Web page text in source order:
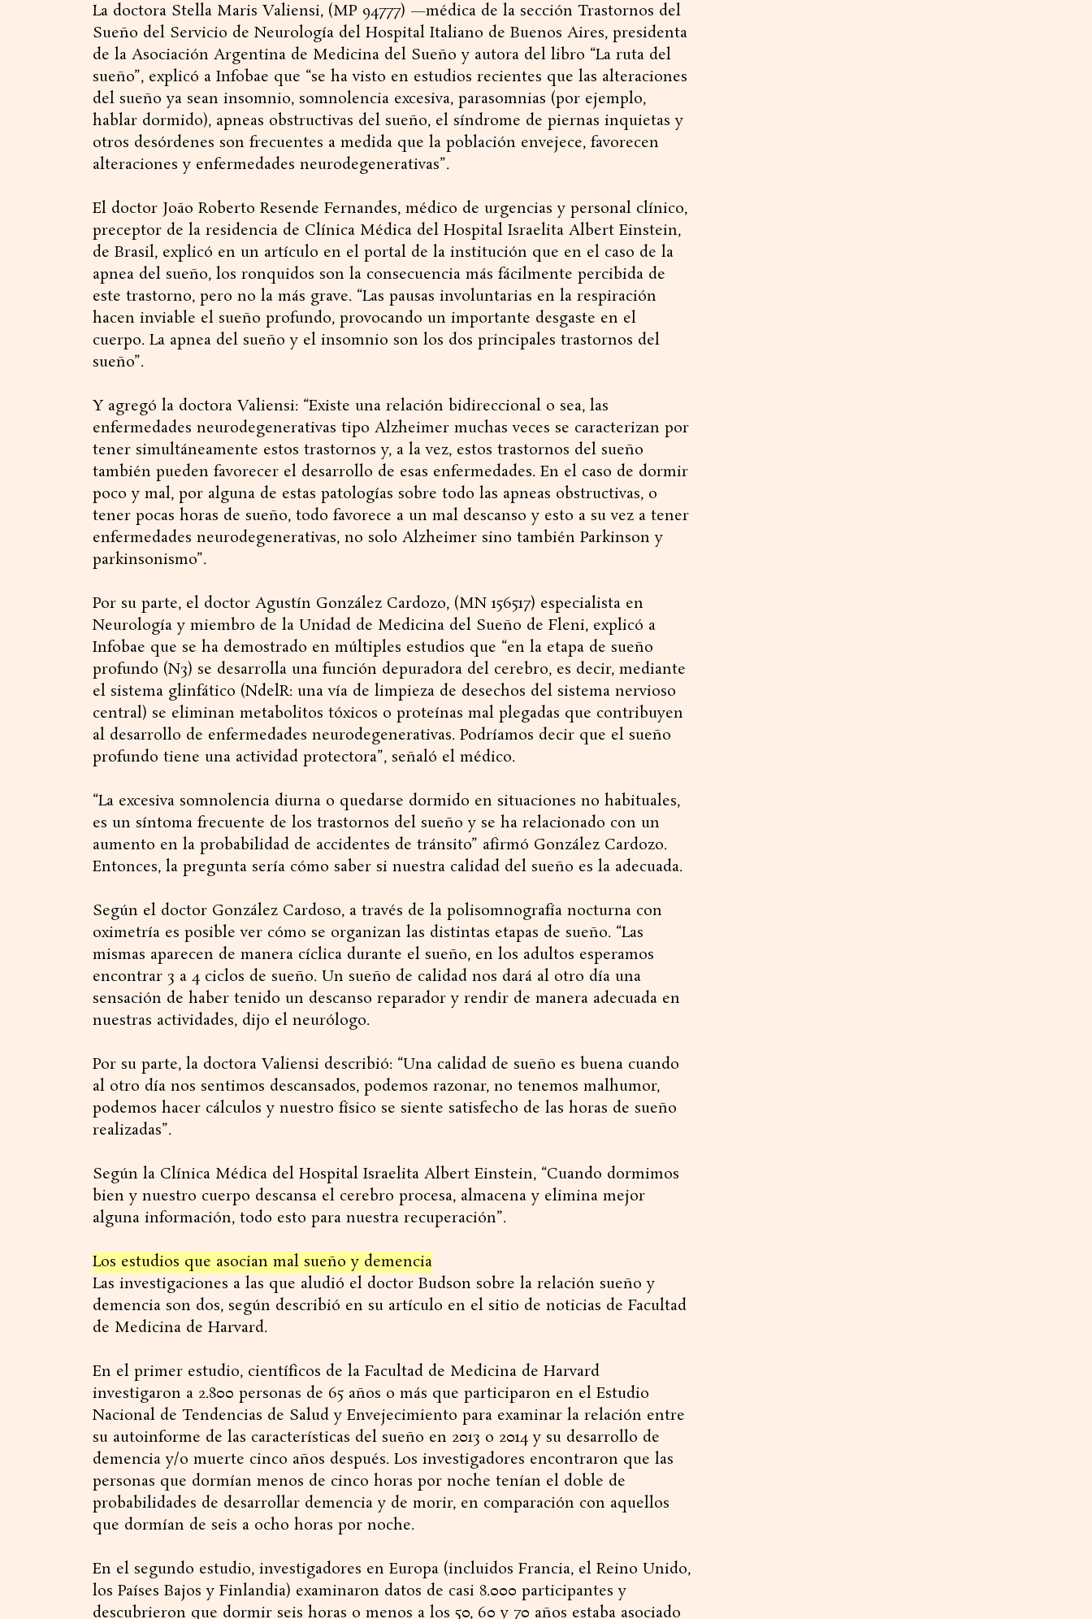
La doctora Stella Maris Valiensi, (MP 94777) —médica de la sección Trastornos del
Sueño del Servicio de Neurología del Hospital Italiano de Buenos Aires, presidenta
de la Asociación Argentina de Medicina del Sueño y autora del libro “La ruta del
sueño”, explicó a Infobae que “se ha visto en estudios recientes que las alteraciones
del sueño ya sean insomnio, somnolencia excesiva, parasomnias (por ejemplo,
hablar dormido), apneas obstructivas del sueño, el síndrome de piernas inquietas y
otros desórdenes son frecuentes a medida que la población envejece, favorecen
alteraciones y enfermedades neurodegenerativas”.
El doctor João Roberto Resende Fernandes, médico de urgencias y personal clínico,
preceptor de la residencia de Clínica Médica del Hospital Israelita Albert Einstein,
de Brasil, explicó en un artículo en el portal de la institución que en el caso de la
apnea del sueño, los ronquidos son la consecuencia más fácilmente percibida de
este trastorno, pero no la más grave. “Las pausas involuntarias en la respiración
hacen inviable el sueño profundo, provocando un importante desgaste en el
cuerpo. La apnea del sueño y el insomnio son los dos principales trastornos del
sueño”.
Y agregó la doctora Valiensi: “Existe una relación bidireccional o sea, las
enfermedades neurodegenerativas tipo Alzheimer muchas veces se caracterizan por
tener simultáneamente estos trastornos y, a la vez, estos trastornos del sueño
también pueden favorecer el desarrollo de esas enfermedades. En el caso de dormir
poco y mal, por alguna de estas patologías sobre todo las apneas obstructivas, o
tener pocas horas de sueño, todo favorece a un mal descanso y esto a su vez a tener
enfermedades neurodegenerativas, no solo Alzheimer sino también Parkinson y
parkinsonismo”.
Por su parte, el doctor Agustín González Cardozo, (MN 156517) especialista en
Neurología y miembro de la Unidad de Medicina del Sueño de Fleni, explicó a
Infobae que se ha demostrado en múltiples estudios que “en la etapa de sueño
profundo (N3) se desarrolla una función depuradora del cerebro, es decir, mediante
el sistema glinfático (NdelR: una vía de limpieza de desechos del sistema nervioso
central) se eliminan metabolitos tóxicos o proteínas mal plegadas que contribuyen
al desarrollo de enfermedades neurodegenerativas. Podríamos decir que el sueño
profundo tiene una actividad protectora”, señaló el médico.
“La excesiva somnolencia diurna o quedarse dormido en situaciones no habituales,
es un síntoma frecuente de los trastornos del sueño y se ha relacionado con un
aumento en la probabilidad de accidentes de tránsito” afirmó González Cardozo.
Entonces, la pregunta sería cómo saber si nuestra calidad del sueño es la adecuada.
Según el doctor González Cardoso, a través de la polisomnografía nocturna con
oximetría es posible ver cómo se organizan las distintas etapas de sueño. “Las
mismas aparecen de manera cíclica durante el sueño, en los adultos esperamos
encontrar 3 a 4 ciclos de sueño. Un sueño de calidad nos dará al otro día una
sensación de haber tenido un descanso reparador y rendir de manera adecuada en
nuestras actividades, dijo el neurólogo.
Por su parte, la doctora Valiensi describió: “Una calidad de sueño es buena cuando
al otro día nos sentimos descansados, podemos razonar, no tenemos malhumor,
podemos hacer cálculos y nuestro físico se siente satisfecho de las horas de sueño
realizadas”.
Según la Clínica Médica del Hospital Israelita Albert Einstein, “Cuando dormimos
bien y nuestro cuerpo descansa el cerebro procesa, almacena y elimina mejor
alguna información, todo esto para nuestra recuperación”.
Los estudios que asocian mal sueño y demencia
Las investigaciones a las que aludió el doctor Budson sobre la relación sueño y
demencia son dos, según describió en su artículo en el sitio de noticias de Facultad
de Medicina de Harvard.
En el primer estudio, científicos de la Facultad de Medicina de Harvard
investigaron a 2.800 personas de 65 años o más que participaron en el Estudio
Nacional de Tendencias de Salud y Envejecimiento para examinar la relación entre
su autoinforme de las características del sueño en 2013 o 2014 y su desarrollo de
demencia y/o muerte cinco años después. Los investigadores encontraron que las
personas que dormían menos de cinco horas por noche tenían el doble de
probabilidades de desarrollar demencia y de morir, en comparación con aquellos
que dormían de seis a ocho horas por noche.
En el segundo estudio, investigadores en Europa (incluidos Francia, el Reino Unido,
los Países Bajos y Finlandia) examinaron datos de casi 8.000 participantes y
descubrieron que dormir seis horas o menos a los 50, 60 y 70 años estaba asociado